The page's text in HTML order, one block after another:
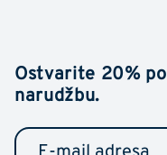
Ostvarite 20%
narudžbu.